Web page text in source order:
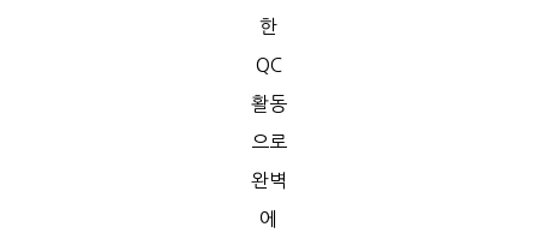
한
QC
활동
으로
완벽
에